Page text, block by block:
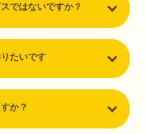
ではないですか？
たいです
か？